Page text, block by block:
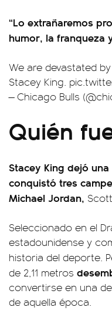
“Lo extrañaremos
humor, la franqueza
We are devastated
Stacey King.
— Chicago Bulls
Quién
Stacey King dejó
conquistó tres
Michael Jordan,
Seleccionado en el
estadounidense y
historia del deporte.
de 2,11 metros
convertirse en una
de aquella época.